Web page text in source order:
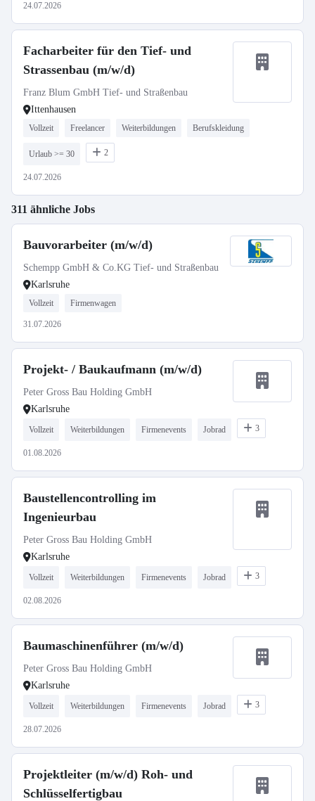
24.07.2026
Facharbeiter für den Tief- und
Strassenbau (m/w/d)
Franz Blum GmbH Tief- und Straßenbau
Ittenhausen
Vollzeit Freelancer Weiterbildungen Berufskleidung
Urlaub >= 30 2
24.07.2026
311 ähnliche Jobs
Bauvorarbeiter (m/w/d)
Schempp GmbH & Co.KG Tief- und Straßenbau
Karlsruhe
Vollzeit Firmenwagen
31.07.2026
Projekt- / Baukaufmann (m/w/d)
Peter Gross Bau Holding GmbH
Karlsruhe
Vollzeit Weiterbildungen Firmenevents Jobrad 3
01.08.2026
Baustellencontrolling im
Ingenieurbau
Peter Gross Bau Holding GmbH
Karlsruhe
Vollzeit Weiterbildungen Firmenevents Jobrad 3
02.08.2026
Baumaschinenführer (m/w/d)
Peter Gross Bau Holding GmbH
Karlsruhe
Vollzeit Weiterbildungen Firmenevents Jobrad 3
28.07.2026
Projektleiter (m/w/d) Roh- und
Schlüsselfertigbau